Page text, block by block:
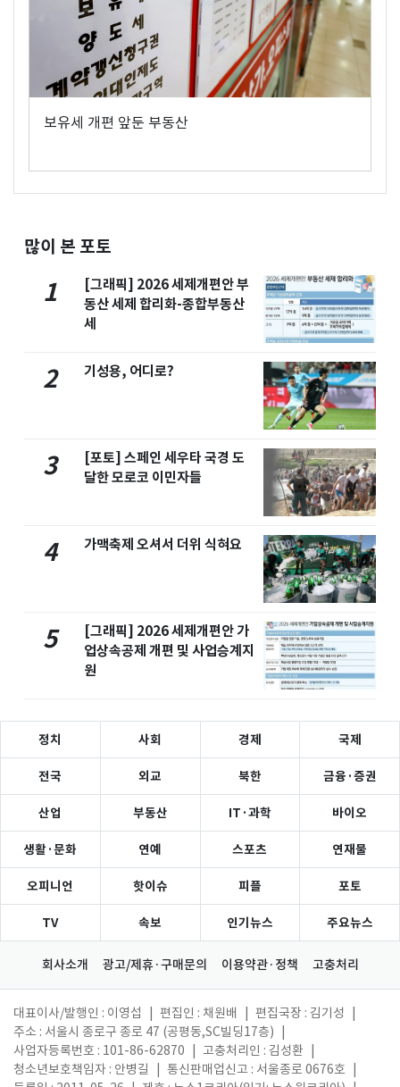
보유세 개편 앞둔 부동산
많이 본 포토
1
[그래픽] 2026 세제개편안 부
동산 세제 합리화-종합부동산
세
2 기성용, 어디로?
3
[포토] 스페인 세우타 국경 도
달한 모로코 이민자들
4 가맥축제 오셔서 더위 식혀요
5
[그래픽] 2026 세제개편안 가
업상속공제 개편 및 사업승계지
원
정치 사회 경제 국제
전국 외교 북한 금융·증권
산업 부동산 IT·과학 바이오
생활·문화 연예 스포츠 연재물
오피니언 핫이슈 피플 포토
TV 속보 인기뉴스 주요뉴스
회사소개 광고/제휴·구매문의 이용약관·정책 고충처리
대표이사/발행인 : 이영섭 편집인 : 채원배 편집국장 : 김기성
주소 : 서울시 종로구 종로 47 (공평동,SC빌딩17층)
사업자등록번호 : 101-86-62870
고충처리인 : 김성환
청소년보호책임자 : 안병길
통신판매업신고 : 서울종로 0676호